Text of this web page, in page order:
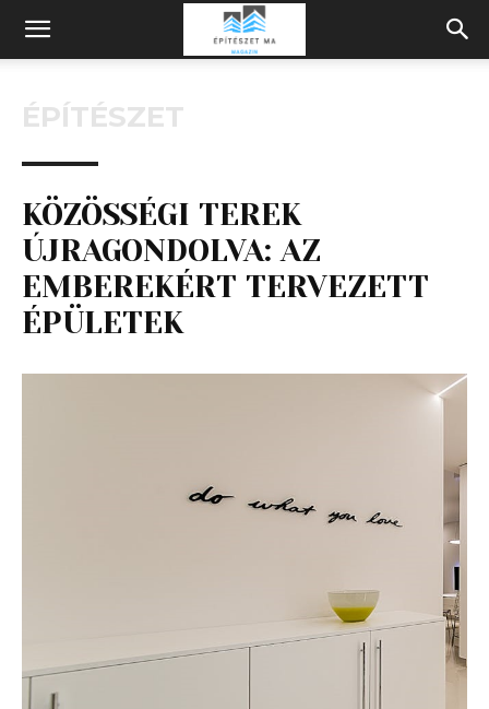
Építeszeti
Magazin
ÉPÍTÉSZET
KÖZÖSSÉGI TEREK
ÚJRAGONDOLVA: AZ
EMBEREKÉRT TERVEZETT
ÉPÜLETEK